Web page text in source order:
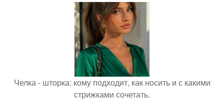
Челка - шторка: кому подходит, как носить и с какими
стрижками сочетать.